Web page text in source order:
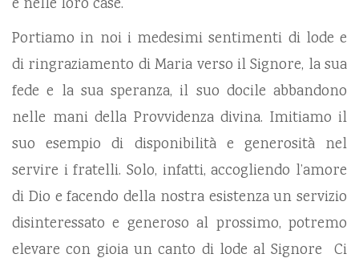
e nelle loro case.
Portiamo in noi i medesimi sentimenti di lode e
di ringraziamento di Maria verso il Signore, la sua
fede e la sua speranza, il suo docile abbandono
nelle mani della Provvidenza divina. Imitiamo il
suo esempio di disponibilità e generosità nel
servire i fratelli. Solo, infatti, accogliendo l’amore
di Dio e facendo della nostra esistenza un servizio
disinteressato e generoso al prossimo, potremo
elevare con gioia un canto di lode al Signore Ci